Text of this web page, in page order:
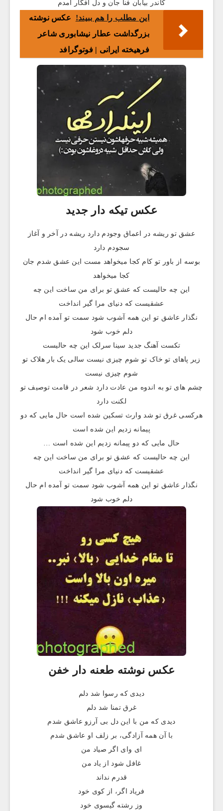
کاندر بیابان فنا جان و دل افگار آمدم
این مطلب را هم ببیند!
عکس نوشته
بزرگداشت عطار نیشابوری شاعر
فرهیخته ایرانی | فوتوگرافد
عکس تیکه دار جدید
عشق تو ریشه در اعماق وجودم دارد ریشه در آخر و آغاز
سجودم دارد
بوسه از باور تو کام کجا میخواهد مست این عشق شدم جان
کجا میخواهد
این چه حالیست که عشق تو برای من ساخت این چه
عشقیست که دنیای مرا گیر انداخت
نگذار عاشق تو این همه آشوب شود سمت تو آمده ام حال
دلم خوب شود
تکست آهنگ جدید سینا سرلک این چه حالیست
زیر پاهای تو خاک تو شوم چیزی نیست سالی یک بار هلاک تو
شوم چیزی نیست
چشم های تو به اندوه من عادت دارد شعر در قامت توصیف تو
لکنت دارد
هرکسی غرق تو شد وارث تسکین شده است حال مایی که دو
پیمانه زدیم این شده است
حال مایی که دو پیمانه زدیم این شده است …
این چه حالیست که عشق تو برای من ساخت این چه
عشقیست که دنیای مرا گیر انداخت
نگذار عاشق تو این همه آشوب شود سمت تو آمده ام حال
دلم خوب شود
عکس نوشته طعنه دار خفن
دیدی که رسوا شد دلم
غرق تمنا شد دلم
دیدی که من با این دل بی آرزو عاشق شدم
با آن همه آزادگی، بر زلف او عاشق شدم
ای وای اگر صیاد من
غافل شود از یاد من
قدرم نداند
فریاد اگر، از کوی خود
وز رشته گیسوی خود